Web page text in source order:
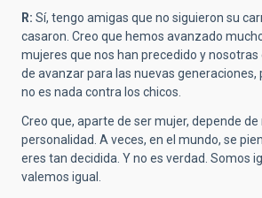
R: Sí, tengo amigas que no siguieron su
casaron. Creo que hemos avanzado
mujeres que nos han precedido y
de avanzar para las nuevas generaciones,
no es nada contra los chicos.
Creo que, aparte de ser mujer, depende
personalidad. A veces, en el mundo, se
eres tan decidida. Y no es verdad. Somos
valemos igual.